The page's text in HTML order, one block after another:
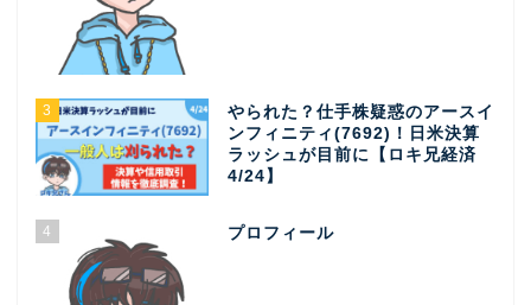
3
やられた？仕手株疑惑のアースイ
ンフィニティ(7692)！日米決算
ラッシュが目前に【ロキ兄経済
4/24】
4 プロフィール